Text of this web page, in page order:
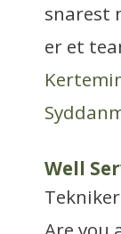
snarest
er et
Well